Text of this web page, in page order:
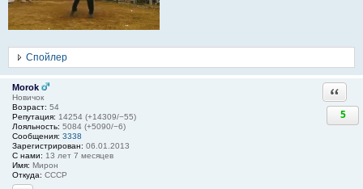
Спойлер
Morok
Новичок
Возраст: 54
Репутация: 14254 (+14309/−55)
Лояльность: 5084 (+5090/−6)
Сообщения: 3338
Зарегистрирован: 06.01.2013
С нами: 13 лет 7 месяцев
Имя: Мирон
Откуда: СССР
5